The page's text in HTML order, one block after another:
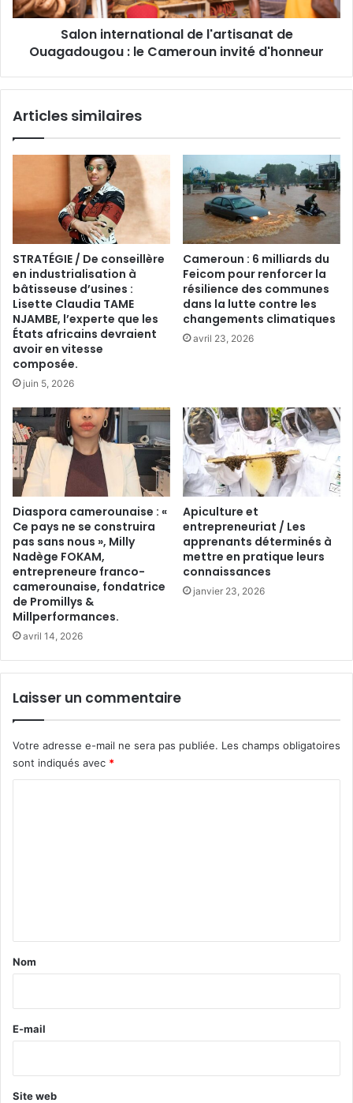
Salon international de l'artisanat de
Ouagadougou : le Cameroun invité d'honneur
Articles similaires
STRATÉGIE / De conseillère
en industrialisation à
bâtisseuse d’usines :
Lisette Claudia TAME
NJAMBE, l’experte que les
États africains devraient
avoir en vitesse
composée.
juin 5, 2026
Cameroun : 6 milliards du
Feicom pour renforcer la
résilience des communes
dans la lutte contre les
changements climatiques
avril 23, 2026
Diaspora camerounaise : «
Ce pays ne se construira
pas sans nous », Milly
Nadège FOKAM,
entrepreneure franco-
camerounaise, fondatrice
de Promillys &
Millperformances.
avril 14, 2026
Apiculture et
entrepreneuriat / Les
apprenants déterminés à
mettre en pratique leurs
connaissances
janvier 23, 2026
Laisser un commentaire
Votre adresse e-mail ne sera pas publiée. Les champs obligatoires
sont indiqués avec *
a
e
Nom
E-mail
Site web